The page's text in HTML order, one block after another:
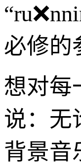
必修的
想对每
说：无
背景音